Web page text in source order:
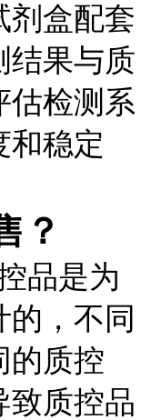
剂盒配套
结果与质
估检测系
和稳定
？
品是为
，不同
的质控
致质控品